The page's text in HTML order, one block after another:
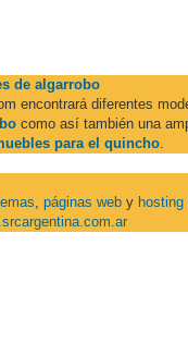
de algarrobo
encontrará diferentes
como así también una
para el quincho.
,páginas web y